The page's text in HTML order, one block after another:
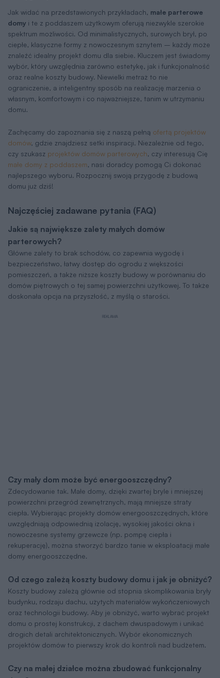
Jak widać na przedstawionych przykładach, małe parterowe
domy i te z poddaszem użytkowym oferują niezwykle szerokie
spektrum możliwości. Od minimalistycznych, surowych brył, po
ciepłe, klasyczne formy z nowoczesnym sznytem – każdy może
znaleźć idealny projekt domu dla siebie. Kluczem jest świadomy
wybór, który uwzględnia zarówno estetykę, jak i funkcjonalność
oraz realne koszty budowy. Niewielki metraż to nie
ograniczenie, a inteligentny sposób na realizację marzenia o
własnym, komfortowym i co najważniejsze, tanim w utrzymaniu
domu.
Zachęcamy do zapoznania się z naszą pełną ofertą projektów
domów, gdzie znajdziesz setki inspiracji. Niezależnie od tego,
czy szukasz projektów domów parterowych, czy interesują Cię
małe domy z poddaszem, nasi doradcy pomogą Ci dokonać
najlepszego wyboru. Rozpocznij swoją przygodę z budową
domu już dziś!
Najczęściej zadawane pytania (FAQ)
Jakie są największe zalety małych domów
parterowych?
Główne zalety to brak schodów, co zapewnia wygodę i
bezpieczeństwo, łatwy dostęp do ogrodu z większości
pomieszczeń, a także niższe koszty budowy w porównaniu do
domów piętrowych o tej samej powierzchni użytkowej. To także
doskonała opcja na przyszłość, z myślą o starości.
Czy mały dom może być energooszczędny?
Zdecydowanie tak. Małe domy, dzięki zwartej bryle i mniejszej
powierzchni przegród zewnętrznych, mają mniejsze straty
ciepła. Wybierając projekty domów energooszczędnych, które
uwzględniają odpowiednią izolację, wysokiej jakości okna i
nowoczesne systemy grzewcze (np. pompę ciepła i
rekuperację), można stworzyć bardzo tanie w eksploatacji małe
domy energooszczędne.
Od czego zależą koszty budowy domu i jak je obniżyć?
Koszty budowy zależą głównie od stopnia skomplikowania bryły
budynku, rodzaju dachu, użytych materiałów wykończeniowych
oraz technologii budowy. Aby je obniżyć, warto wybrać projekt
domu o prostej konstrukcji, z dachem dwuspadowym i unikać
drogich detali architektonicznych. Wybór ekonomicznych
projektów domów to pierwszy krok do kontroli nad budżetem.
Czy na małej działce można zbudować funkcjonalny